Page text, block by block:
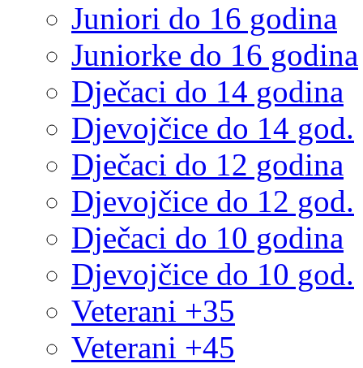
Juniori do 16 godina
Juniorke do 16 godina
Dječaci do 14 godina
Djevojčice do 14 god.
Dječaci do 12 godina
Djevojčice do 12 god.
Dječaci do 10 godina
Djevojčice do 10 god.
Veterani +35
Veterani +45